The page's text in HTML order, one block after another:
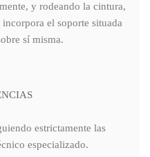
y rodeando la cintura,
el soporte situada
sí misma.
estrictamente las
especializado.